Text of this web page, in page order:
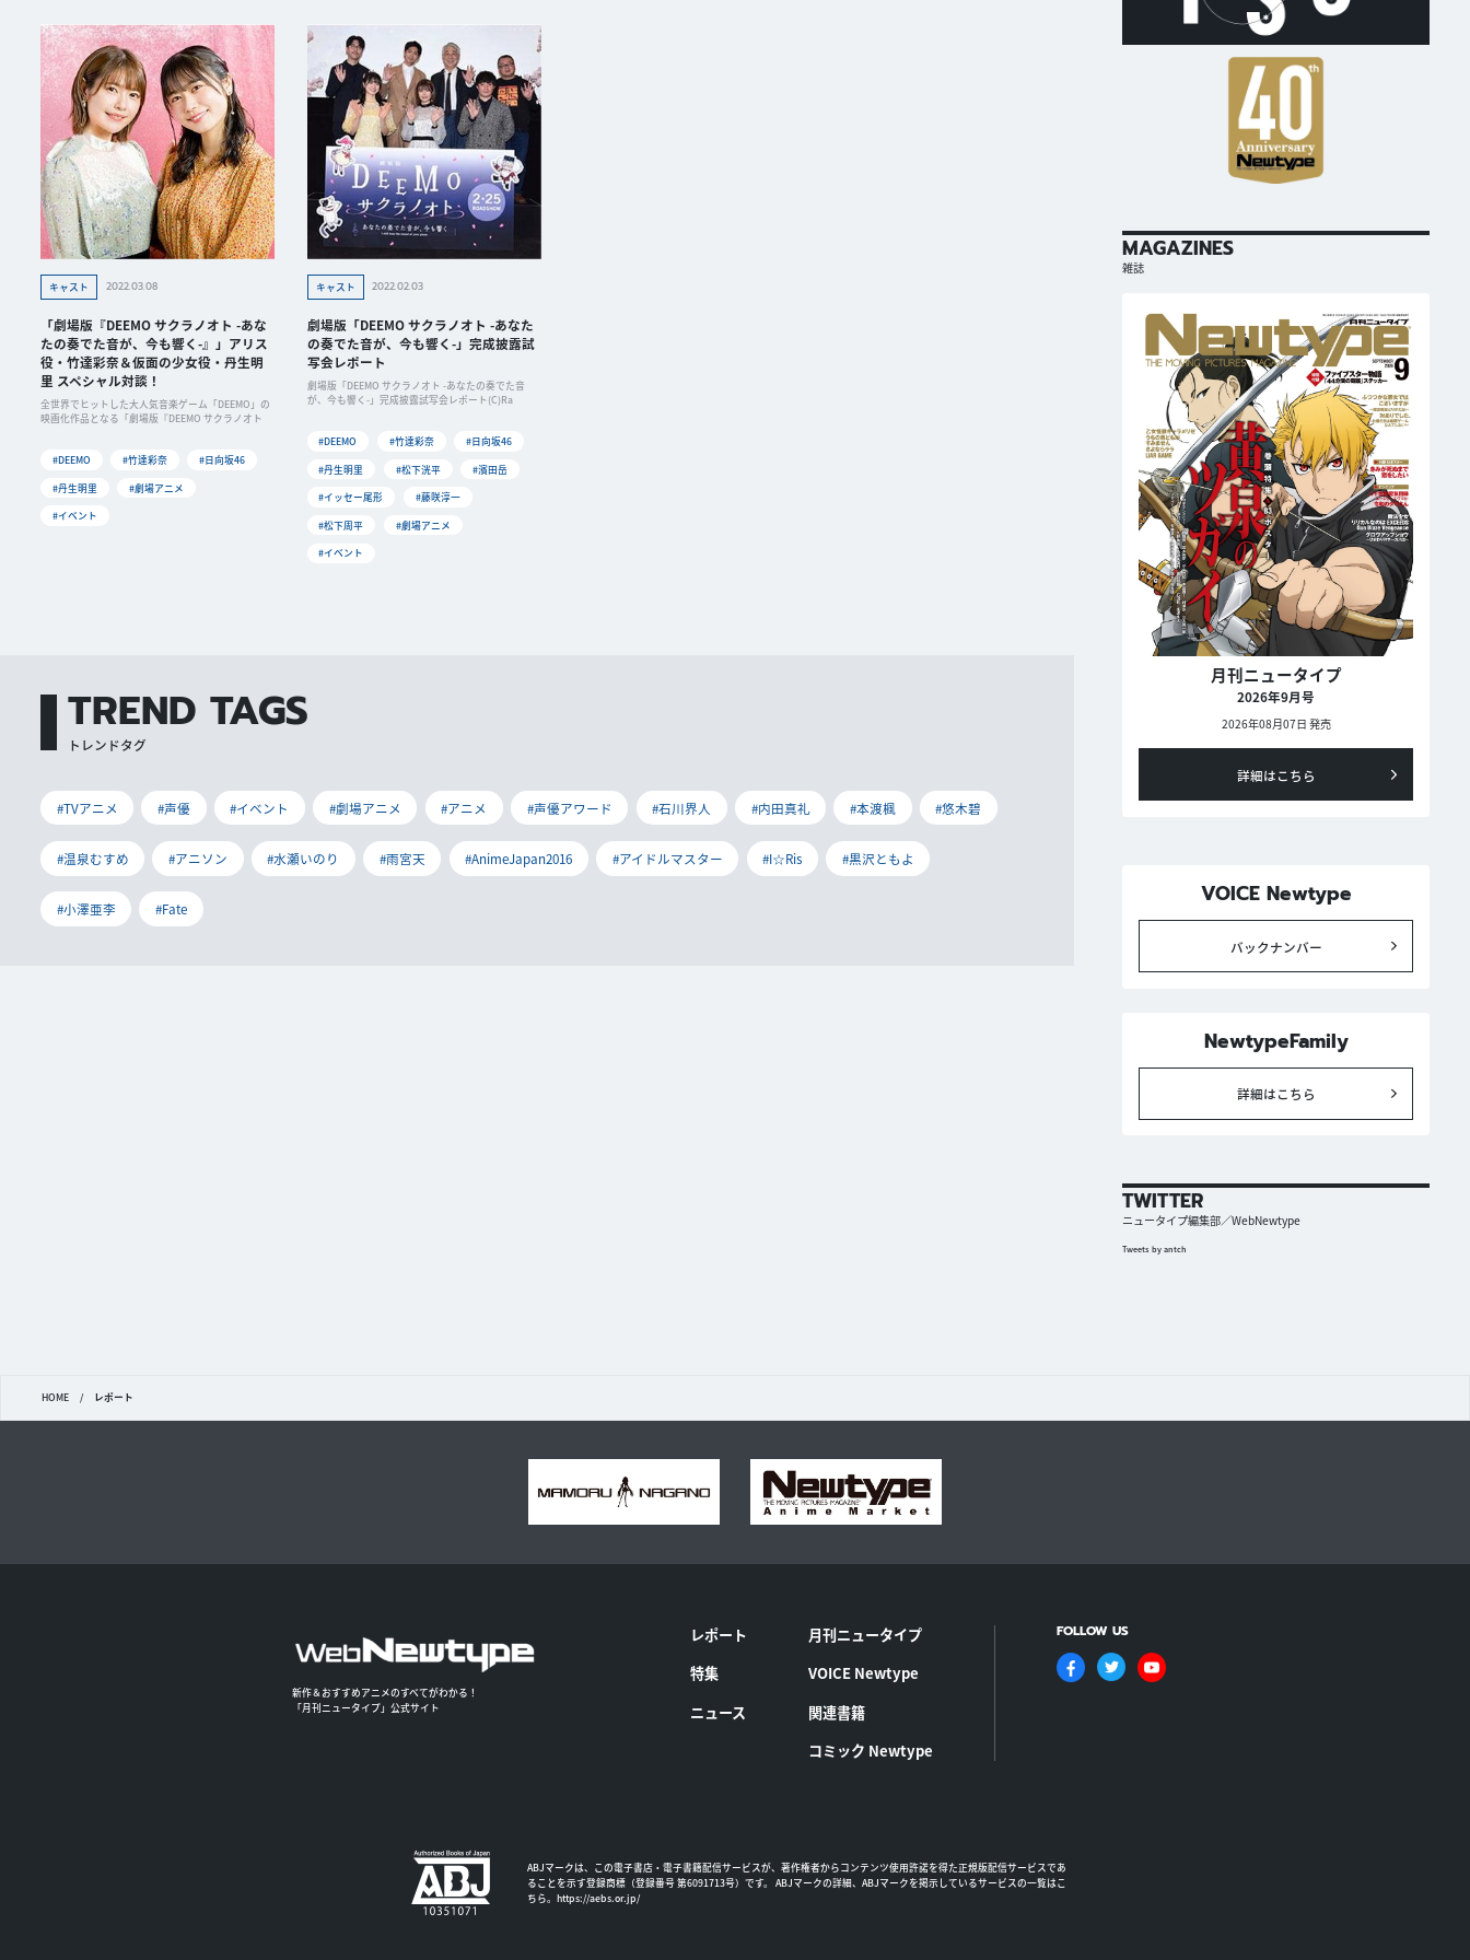
キャスト 2022.03.08
「劇場版『DEEMO サクラノオト -あな
たの奏でた音が、今も響く-』」アリス
役・竹達彩奈＆仮面の少女役・丹生明
里 スペシャル対談！
全世界でヒットした大人気音楽ゲーム「DEEMO」の
映画化作品となる「劇場版『DEEMO サクラノオト
#DEEMO #竹達彩奈
#日向坂46
#丹生明里
#劇場アニメ
#イベント
キャスト 2022.02.03
劇場版「DEEMO サクラノオト -あなた
の奏でた音が、今も響く-」完成披露試
写会レポート
劇場版「DEEMO サクラノオト -あなたの奏でた音
が、今も響く-」完成披露試写会レポート(C)Ra
#DEEMO #竹達彩奈
#日向坂46
#丹生明里
#松下洸平
#濱田岳
#イッセー尾形
#藤咲淳一
#松下周平
#劇場アニメ
#イベント
TREND TAGS
トレンドタグ
#TVアニメ #声優 #イベント #劇場アニメ #アニメ #声優アワード #石川界人 #内田真礼 #本渡楓 #悠木碧
#温泉むすめ #アニソン #水瀬いのり #雨宮天 #AnimeJapan2016 #アイドルマスター #I☆Ris #黒沢ともよ
#小澤亜李 #Fate
MAGAZINES
雑誌
月刊ニュータイプ
2026年9月号
2026年08月07日 発売
詳細はこちら
VOICE Newtype
バックナンバー
NewtypeFamily
詳細はこちら
TWITTER
ニュータイプ編集部／WebNewtype
Tweets by antch
HOME / レポート
新作＆おすすめアニメのすべてがわかる！
「月刊ニュータイプ」公式サイト
レポート
特集
ニュース
月刊ニュータイプ
VOICE Newtype
関連書籍
コミック Newtype
FOLLOW US
ABJマークは、この電子書店・電子書籍配信サービスが、著作権者からコンテンツ使用許諾を得た正規版配信サービスであ
ることを示す登録商標（登録番号 第6091713号）です。 ABJマークの詳細、ABJマークを掲示しているサービスの一覧はこ
ちら。 https://aebs.or.jp/